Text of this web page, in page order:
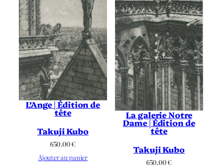
L’Ange | Édition de
tête
Takuji Kubo
650.00€
Ajouter au panier
La galerie Notre
Dame | Édition de
tête
Takuji Kubo
650.00€